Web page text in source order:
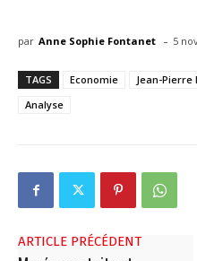
par Anne Sophie Fontanet - 5
TAGS Economie Jean-Pierre
Analyse
ARTICLE PRÉCÉDENT